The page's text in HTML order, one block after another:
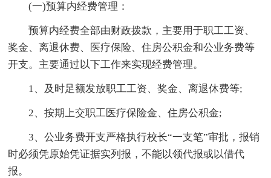
(一)预算内经费管理：
预算内经费全部由财政拨款，主要用于职工工资、
奖金、离退休费、医疗保险、住房公积金和公业务费等
开支。主要通过以下工作来实现经费管理。
1、及时足额发放职工工资、奖金、离退休费等;
2、按期上交职工医疗保险金、住房公积金;
3、公业务费开支严格执行校长“一支笔”审批，报销
时必须凭原始凭证据实列报，不能以领代报或以借代
报。